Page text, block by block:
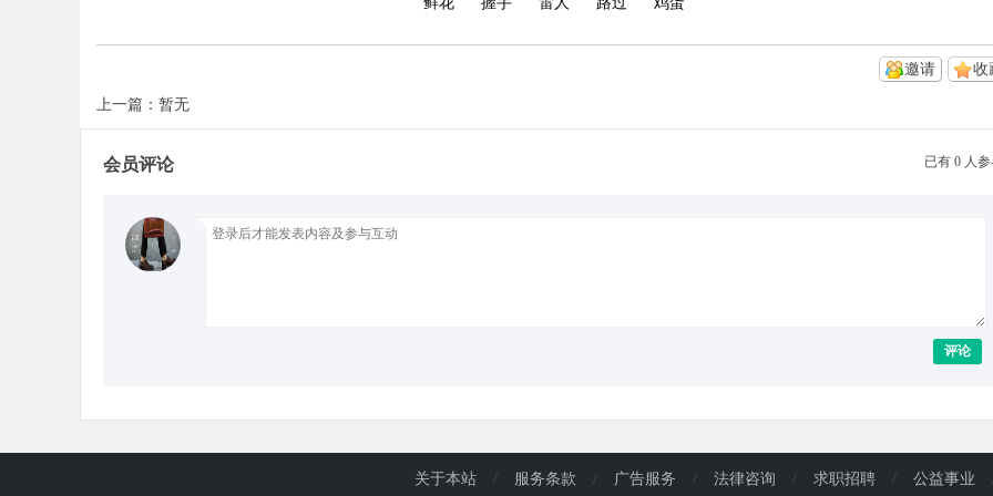
收
邀请
上一篇：暂无
已有 0 人
会员评论
评论
关于本站 / 服务条款 / 广告服务 / 法律咨询 / 求职招聘 / 公益事业